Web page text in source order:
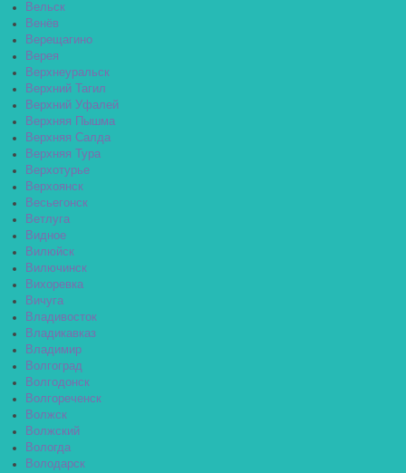
Вельск
Венёв
Верещагино
Верея
Верхнеуральск
Верхний Тагил
Верхний Уфалей
Верхняя Пышма
Верхняя Салда
Верхняя Тура
Верхотурье
Верхоянск
Весьегонск
Ветлуга
Видное
Вилюйск
Вилючинск
Вихоревка
Вичуга
Владивосток
Владикавказ
Владимир
Волгоград
Волгодонск
Волгореченск
Волжск
Волжский
Вологда
Володарск